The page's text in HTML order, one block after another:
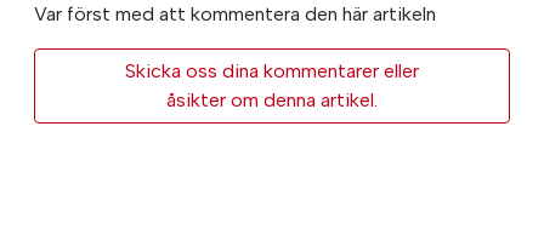
Var först med att kommentera den här artikeln
Skicka oss dina kommentarer eller
åsikter om denna artikel.